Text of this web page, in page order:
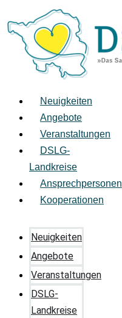
Inhalt
springen
Neuigkeiten
Angebote
Veranstaltungen
DSLG-
Landkreise
Ansprechpersonen
Kooperationen
Neuigkeiten
Angebote
Veranstaltungen
DSLG-
Landkreise